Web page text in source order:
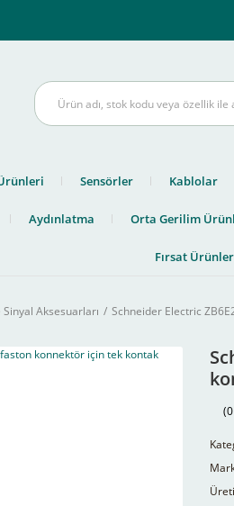
Sensörler Kablolar
Aydınlatma Orta Gerilim
Fırsat
Aksesuarları Schneider Electric